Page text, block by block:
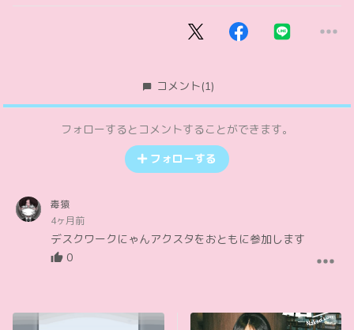
コメント(1)
フォローするとコメントすることができます。
フォローする
毒猿
4ヶ月前
デスクワークにゃんアクスタをおともに参加します
0